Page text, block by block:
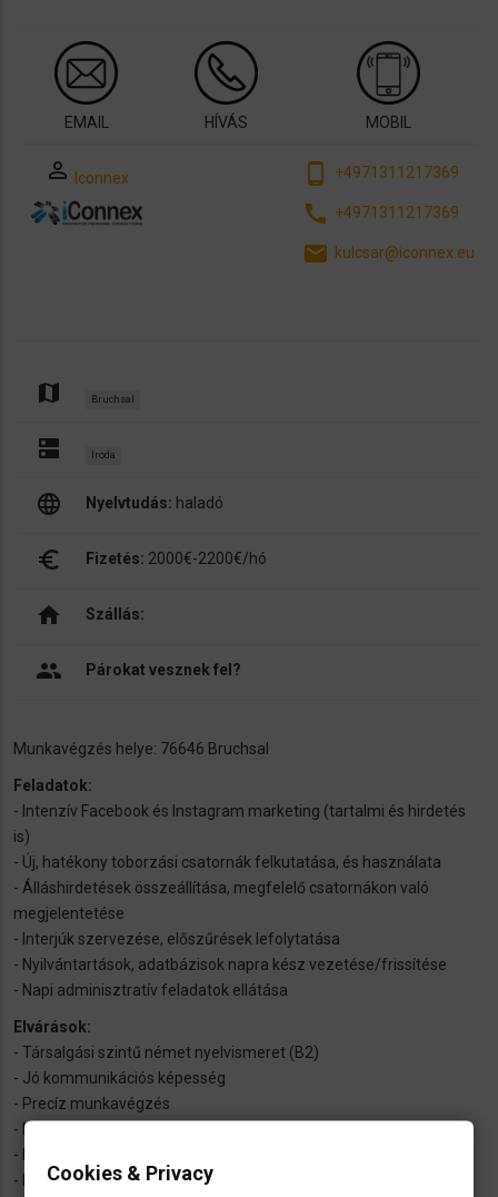
EMAIL HÍVÁS MOBIL
perm_identity Iconnex phone_android +4971311217369
call +4971311217369
email kulcsar@iconnex.eu
map Bruchsal
dns Iroda
language Nyelvtudás: haladó
euro_symbol Fizetés: 2000€-2200€/hó
home Szállás:
people Párokat vesznek fel?
Munkavégzés helye: 76646 Bruchsal
Feladatok:
- Intenzív Facebook és Instagram marketing (tartalmi és hirdetés
is)
- Új, hatékony toborzási csatornák felkutatása, és használata
- Álláshirdetések összeállítása, megfelelő csatornákon való
megjelentetése
- Interjúk szervezése, előszűrések lefolytatása
- Nyilvántartások, adatbázisok napra kész vezetése/frissítése
- Napi adminisztratív feladatok ellátása
Elvárások:
- Társalgási szintű német nyelvismeret (B2)
- Jó kommunikációs képesség
- Precíz munkavégzés
- Felhasználói szintű MS Office ismeret
- Pozitív, kitartó hozzáállás
- Előny: Online marketinges területen szerzett tapasztalat
Cookies & Privacy